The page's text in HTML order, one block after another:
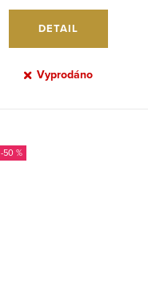
DETAIL
Vyprodáno
-50 %